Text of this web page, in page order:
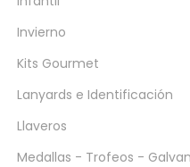
Invierno
Kits Gourmet
Lanyards e Identificación
Llaveros
Medallas - Trofeos -